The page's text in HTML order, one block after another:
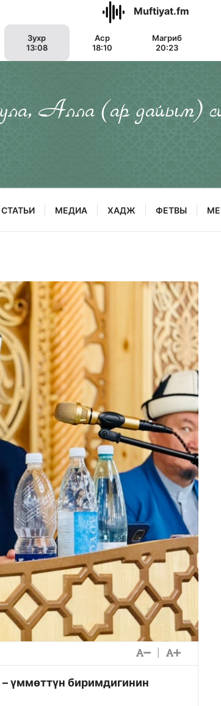
Muftiyat.fm
Зухр
13:08
Аср
18:10
Магриб
20:23
Алла (ар дайым)
СТАТЬИ МЕДИА ХАДЖ ФЕТВЫ
үммөттүн биримдигинин